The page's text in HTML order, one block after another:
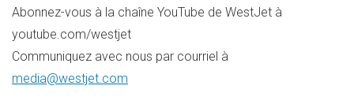
Abonnez-vous à la chaîne YouTube de WestJet à
youtube.com/westjet
Communiquez avec nous par courriel à
media@westjet.com